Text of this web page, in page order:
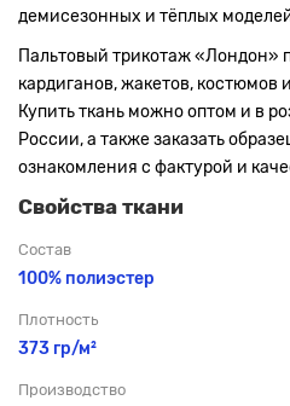
демисезонных и тёплых
Пальтовый трикотаж «Лондон»
кардиганов, жакетов, костюмов
Купить ткань можно оптом и в
России, а также заказать
ознакомления с фактурой и
Свойства ткани
Состав
100% полиэстер
Плотность
373 гр/м²
Производство